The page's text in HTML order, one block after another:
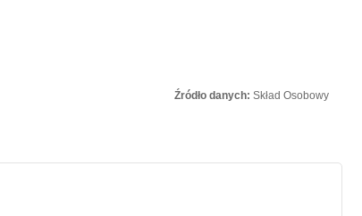
Źródło danych: Skład Osobowy